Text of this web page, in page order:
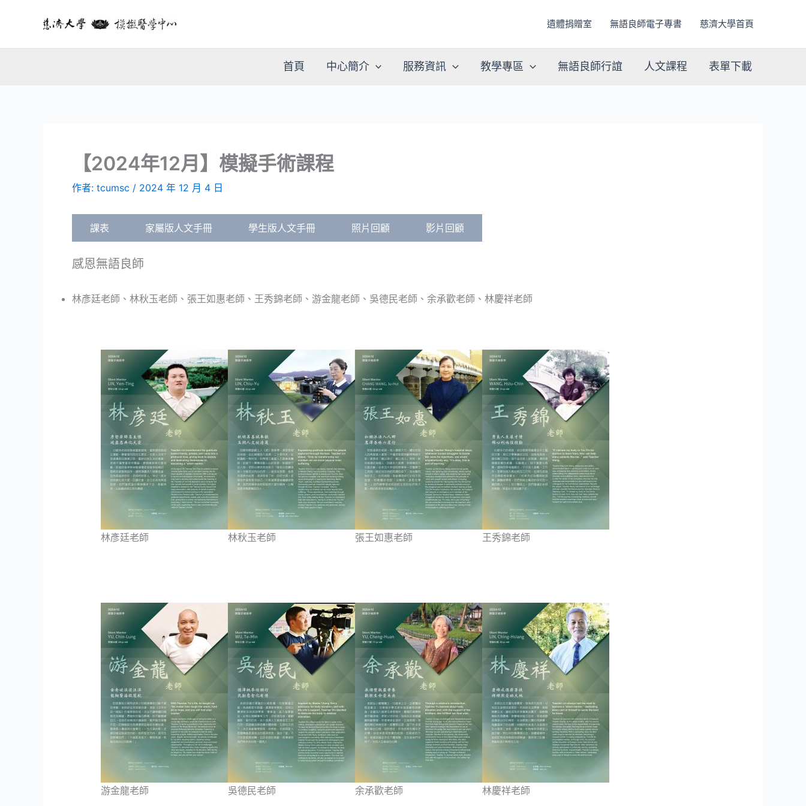
遺體捐贈室 無語良師電子專書 慈濟大學首頁
首頁 中心簡介 服務資訊 教學專區 無語良師行誼 人文課程 表單下載
【2024年12月】模擬手術課程
作者: tcumsc / 2024 年 12 月 4 日
課表 家屬版人文手冊 學生版人文手冊 照片回顧 影片回顧
感恩無語良師
林彥廷老師、林秋玉老師、張王如惠老師、王秀錦老師、游金龍老師、吳德民老師、余承歡老師、林慶祥老師
林彥廷老師 林秋玉老師 張王如惠老師 王秀錦老師
游金龍老師 吳德民老師 余承歡老師 林慶祥老師